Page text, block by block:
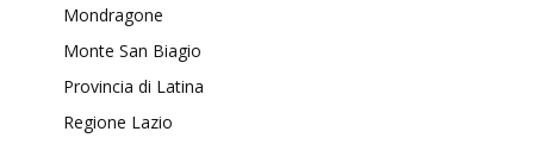
Mondragone
Monte San Biagio
Provincia di Latina
Regione Lazio